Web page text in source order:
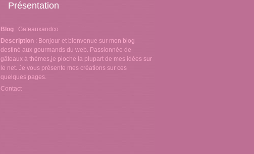
Présentation
Blog : Gateauxandco
Description : Bonjour et bienvenue sur mon blog
destiné aux gourmands du web. Passionnée de
gâteaux à thèmes,je pioche la plupart de mes idées sur
le net. Je vous présente mes créations sur ces
quelques pages.
Contact